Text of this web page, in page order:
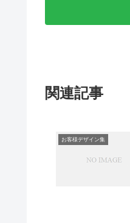
関連記事
お客様デザイン集